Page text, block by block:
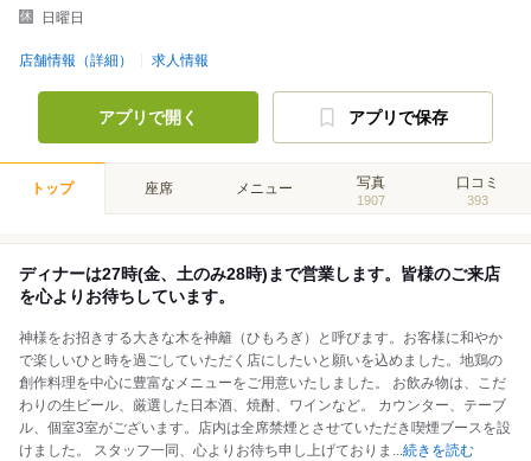
日曜日
店舗情報（詳細） 求人情報
アプリで開く アプリで保存
トップ 座席 メニュー 写真
1907
口コミ
393
ディナーは27時(金、土のみ28時)まで営業します。皆様のご来店
を心よりお待ちしています。
神様をお招きする大きな木を神籬（ひもろぎ）と呼びます。お客様に和やか
で楽しいひと時を過ごしていただく店にしたいと願いを込めました。地鶏の
創作料理を中心に豊富なメニューをご用意いたしました。 お飲み物は、こだ
わりの生ビール、厳選した日本酒、焼酎、ワインなど。 カウンター、テーブ
ル、個室3室がございます。店内は全席禁煙とさせていただき喫煙ブースを設
けました。 スタッフ一同、心よりお待ち申し上げておりま ...続きを読む